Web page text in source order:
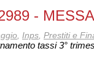
-
Inps Prestiti e
tassi 3°